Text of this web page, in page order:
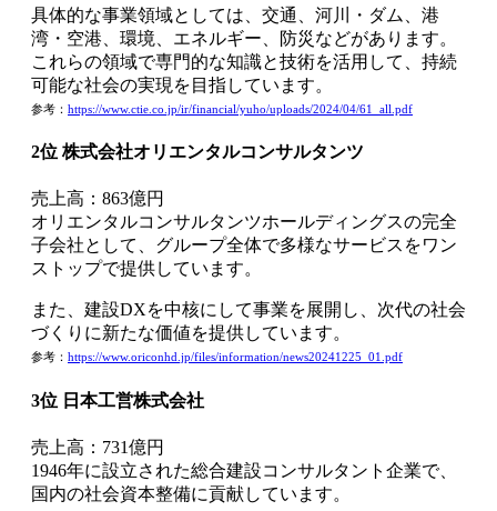
具体的な事業領域としては、交通、河川・ダム、港
湾・空港、環境、エネルギー、防災などがあります。
これらの領域で専門的な知識と技術を活用して、持続
可能な社会の実現を目指しています。
参考： https://www.ctie.co.jp/ir/financial/yuho/uploads/2024/04/61_all.pdf
2位 株式会社オリエンタルコンサルタンツ
売上高：863億円
オリエンタルコンサルタンツホールディングスの完全
子会社として、グループ全体で多様なサービスをワン
ストップで提供しています。
また、建設DXを中核にして事業を展開し、次代の社会
づくりに新たな価値を提供しています。
参考： https://www.oriconhd.jp/files/information/news20241225_01.pdf
3位 日本工営株式会社
売上高：731億円
1946年に設立された総合建設コンサルタント企業で、
国内の社会資本整備に貢献しています。